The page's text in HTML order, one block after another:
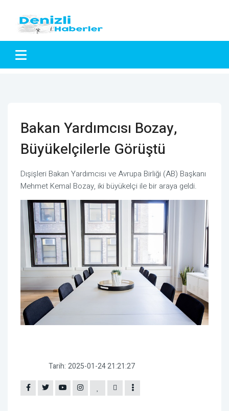
Bakan Yardımcısı Bozay,
Büyükelçilerle Görüştü
Dışişleri Bakan Yardımcısı ve Avrupa Birliği (AB) Başkanı
Mehmet Kemal Bozay, iki büyükelçi ile bir araya geldi.
Tarih: 2025-01-24 21:21:27